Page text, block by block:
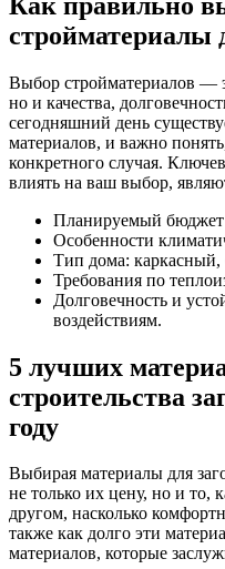
стройматериалы
Выбор стройматериалов —
но и качества,
сегодняшний день
материалов, и важно
конкретного случая.
влиять на ваш выбор,
Планируемый бюджет
Особенности
Тип дома: каркасный,
Требования по
Долговечность и
воздействиям.
5 лучших
строительства
году
Выбирая материалы для
не только их цену, но и то,
другом, насколько
также как долго эти
материалов, которые